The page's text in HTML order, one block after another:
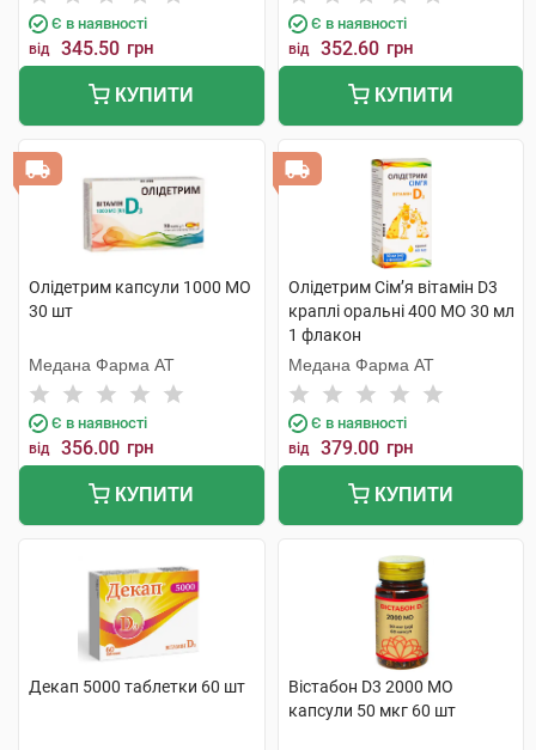
Є в наявності
від 345.50 грн
КУПИТИ
Є в наявності
від 352.60 грн
КУПИТИ
Олідетрим капсули 1000 МО
30 шт
Медана Фарма АТ
Є в наявності
від 356.00 грн
КУПИТИ
Олідетрим Сім’я вітамін D3
краплі оральні 400 МО 30 мл
1 флакон
Медана Фарма АТ
Є в наявності
від 379.00 грн
КУПИТИ
Декап 5000 таблетки 60 шт
Вістабон D3 2000 МО
капсули 50 мкг 60 шт